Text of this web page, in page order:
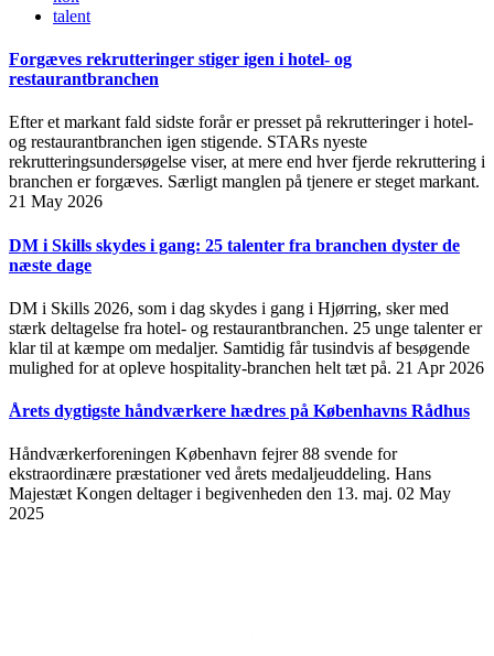
talent
Forgæves rekrutteringer stiger igen i hotel- og
restaurantbranchen
Efter et markant fald sidste forår er presset på rekrutteringer i hotel-
og restaurantbranchen igen stigende. STARs nyeste
rekrutteringsundersøgelse viser, at mere end hver fjerde rekruttering i
branchen er forgæves. Særligt manglen på tjenere er steget markant.
21 May 2026
DM i Skills skydes i gang: 25 talenter fra branchen dyster de
næste dage
DM i Skills 2026, som i dag skydes i gang i Hjørring, sker med
stærk deltagelse fra hotel- og restaurantbranchen. 25 unge talenter er
klar til at kæmpe om medaljer. Samtidig får tusindvis af besøgende
mulighed for at opleve hospitality-branchen helt tæt på. 21 Apr 2026
Årets dygtigste håndværkere hædres på Københavns Rådhus
Håndværkerforeningen København fejrer 88 svende for
ekstraordinære præstationer ved årets medaljeuddeling. Hans
Majestæt Kongen deltager i begivenheden den 13. maj. 02 May
2025